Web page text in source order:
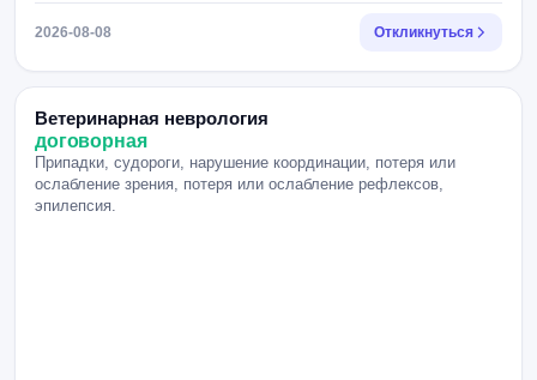
2026-08-08 Откликнуться
Ветеринарная неврология
договорная
Припадки, судороги, нарушение координации, потеря или
ослабление зрения, потеря или ослабление рефлексов,
эпилепсия.